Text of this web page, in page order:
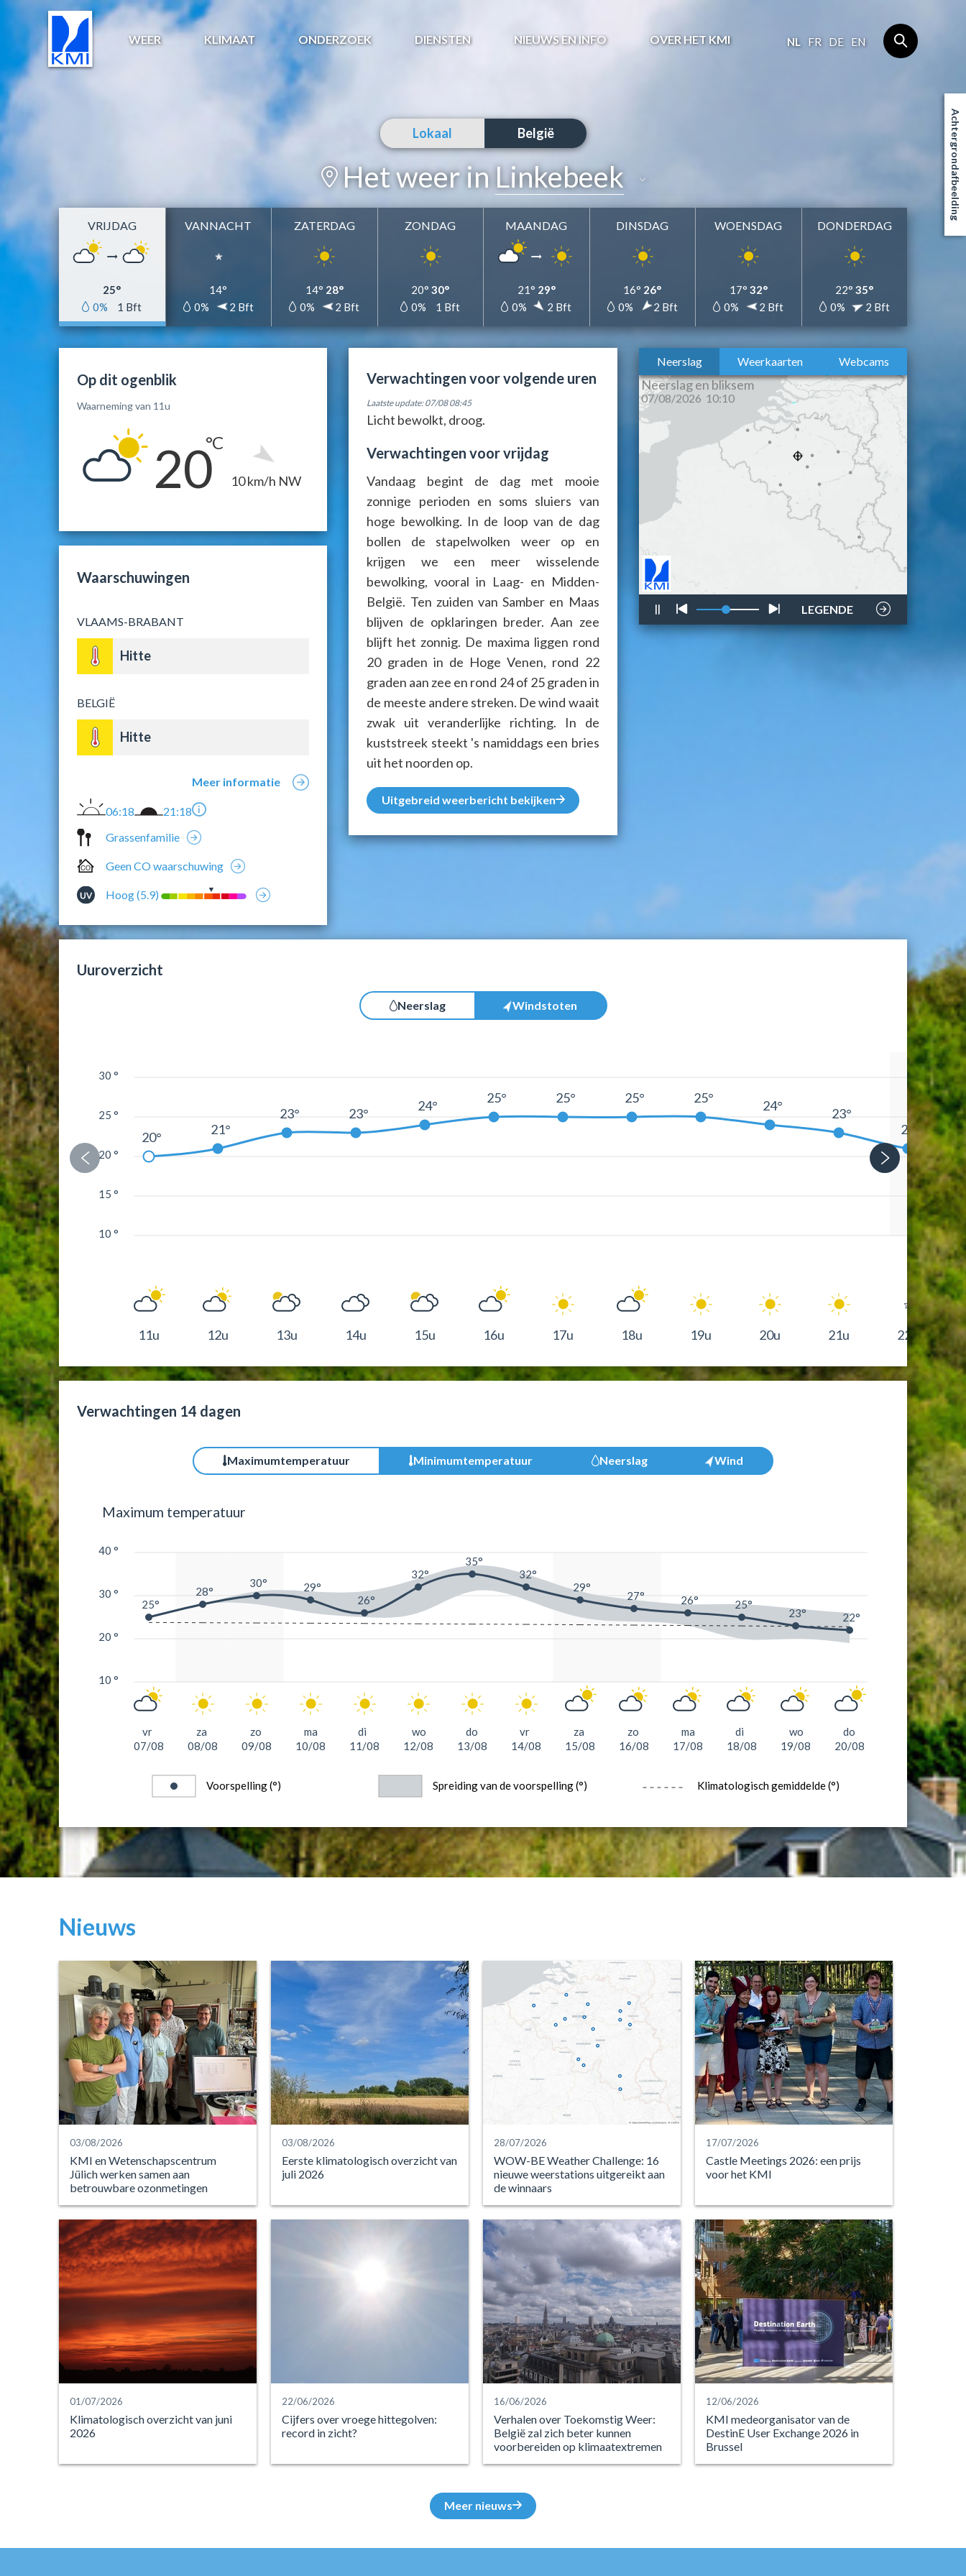
WEER KLIMAAT ONDERZOEK DIENSTEN NIEUWS EN INFO OVER HET KMI NL FR DE EN
Lokaal België
Het weer inLinkebeek
Linkebeek Toevoegen als favoriet
VRIJDAG
25°
0%
1 Bft
VANNACHT
14°
0%
2 Bft
ZATERDAG
14° 28°
0%
2 Bft
ZONDAG
20° 30°
0%
1 Bft
MAANDAG
21° 29°
0%
2 Bft
DINSDAG
16° 26°
0%
2 Bft
WOENSDAG
17° 32°
0%
2 Bft
DONDERDAG
22° 35°
0%
2 Bft
Op dit ogenblik
Waarneming van 11u
20 10 km/h NW
Waarschuwingen
VLAAMS-BRABANT
Hitte
BELGIË
Hitte
Meer informatie
06:18
21:18
Grassenfamilie
Geen CO waarschuwing
Hoog (5.9)
Verwachtingen voor volgende uren
Laatste update: 07/08 08:45
Licht bewolkt, droog.
Verwachtingen voor vrijdag
Vandaag begint de dag met mooie
zonnige perioden en soms sluiers van
hoge bewolking. In de loop van de dag
bollen de stapelwolken weer op en
krijgen we een meer wisselende
bewolking, vooral in Laag- en Midden-
België. Ten zuiden van Samber en Maas
blijven de opklaringen breder. Aan zee
blijft het zonnig. De maxima liggen rond
20 graden in de Hoge Venen, rond 22
graden aan zee en rond 24 of 25 graden in
de meeste andere streken. De wind waait
zwak uit veranderlijke richting. In de
kuststreek steekt 's namiddags een bries
uit het noorden op.
Uitgebreid weerbericht bekijken
Neerslag Weerkaarten Webcams
LEGENDE
Uuroverzicht
Neerslag Windstoten
11u 12u 13u 14u 15u 16u 17u 18u 19u 20u 21u 22u
10 °
15 °
20 °
25 °
30 °
20° 21°
23° 23° 24° 25° 25° 25° 25° 24°
23°
21°
Verwachtingen 14 dagen
Maximumtemperatuur Minimumtemperatuur Neerslag Wind
Maximum temperatuur
vr
07/08
za
08/08
zo
09/08
ma
10/08
di
11/08
wo
12/08
do
13/08
vr
14/08
za
15/08
zo
16/08
ma
17/08
di
18/08
wo
19/08
do
20/08
10 °
20 °
30 °
40 °
25°
28°
30°
29°
26°
32°
35°
32°
29°
27° 26° 25°
23° 22°
Voorspelling (°) Spreiding van de voorspelling (°) Klimatologisch gemiddelde (°)
Nieuws
03/08/2026
KMI en Wetenschapscentrum
Jülich werken samen aan
betrouwbare ozonmetingen
03/08/2026
Eerste klimatologisch overzicht van
juli 2026
28/07/2026
WOW-BE Weather Challenge: 16
nieuwe weerstations uitgereikt aan
de winnaars
17/07/2026
Castle Meetings 2026: een prijs
voor het KMI
01/07/2026
Klimatologisch overzicht van juni
2026
22/06/2026
Cijfers over vroege hittegolven:
record in zicht?
16/06/2026
Verhalen over Toekomstig Weer:
België zal zich beter kunnen
voorbereiden op klimaatextremen
12/06/2026
KMI medeorganisator van de
DestinE User Exchange 2026 in
Brussel
Meer nieuws
Achtergrondafbeelding